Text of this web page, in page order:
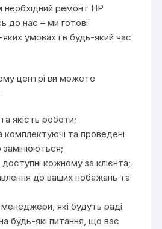
ремонт HP
до нас – ми готові
умовах і в будь-який час
центрі ви можете
якість роботи;
комплектуючі та проведені
доступні кожному за клієнта;
до ваших побажань та
менеджери, які будуть раді
будь-які питання, що вас